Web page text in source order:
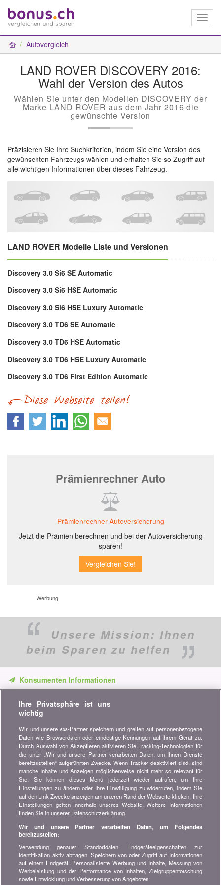
Autovergleich
LAND ROVER DISCOVERY 2016:
Wahl der Version des Autos
Wählen Sie unter den Modellen DISCOVERY der
Marke LAND ROVER aus dem Jahr 2016 die
gewünschte Version
Präzisieren Sie Ihre Suchkriterien, indem Sie eine Version des
gewünschten Fahrzeugs wählen und erhalten Sie so Zugriff auf
alle wichtigen Informationen über dieses Fahrzeug.
LAND ROVER Modelle Liste und Versionen
Discovery 3.0 Si6 SE Automatic
Discovery 3.0 Si6 HSE Automatic
Discovery 3.0 Si6 HSE Luxury Automatic
Discovery 3.0 TD6 SE Automatic
Discovery 3.0 TD6 HSE Automatic
Discovery 3.0 TD6 HSE Luxury Automatic
Discovery 3.0 TD6 First Edition Automatic
Prämienrechner Auto
Prämienrechner Autoversicherung
Jetzt die Prämien berechnen und bei der Autoversicherung
sparen!
Werbung
Unsere Mission: Ihnen
beim Sparen zu helfen
Konsumenten Informationen
unsere Vergleiche, Ratschläge und Tipps in den Bereichen
Versicherung, Finanzen, Konsumgüter und vieles mehr...
Newsletter bestellen
Treten Sie unserer Community bei
Bleiben Sie auf dem neuesten Stand, finden Sie alle Ratschläge
und Tipps zum Sparen auf:
Wissenswertes über bonus.ch
Wer ist bonus.ch? Wie funktionieren die Vergleiche?
Presseanfragen, Partnerschaften, Werbung...
Alle Informationen über bonus.ch
Ihre Privatsphäre ist uns
wichtig
Wir und unsere 638-Partner speichern und greifen auf personenbezogene
Daten wie Browserdaten oder eindeutige Kennungen auf Ihrem Gerät zu.
Durch Auswahl von Akzeptieren aktivieren Sie Tracking-Technologien für
die unter „Wir und unsere Partner verarbeiten Daten, um Ihnen Dienste
bereitzustellen“ aufgeführten Zwecke. Wenn Tracker deaktiviert sind, sind
manche Inhalte und Anzeigen möglicherweise nicht mehr so relevant für
Sie. Sie können dieses Menü jederzeit wieder aufrufen, um Ihre
Einstellungen zu ändern oder Ihre Einwilligung zu widerrufen, indem Sie
auf den Link Zwecke anzeigen am unteren Rand der Webseite klicken. Ihre
Einstellungen gelten innerhalb unseres Website. Weitere Informationen
finden Sie in unserer Datenschutzerklärung.
Wir und unsere Partner verarbeiten Daten, um Folgendes
bereitzustellen:
Verwendung genauer Standortdaten. Endgeräteeigenschaften zur
Identifikation aktiv abfragen. Speichern von oder Zugriff auf Informationen
auf einem Endgerät. Personalisierte Werbung und Inhalte, Messung von
Werbeleistung und der Performance von Inhalten, Zielgruppenforschung
sowie Entwicklung und Verbesserung von Angeboten.